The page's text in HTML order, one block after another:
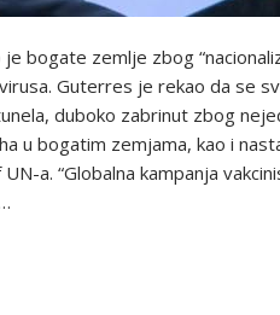
bogate zemlje zbog
Guterres je rekao da se
duboko zabrinut zbog
u bogatim zemjama, kao i
a. “Globalna kampanja